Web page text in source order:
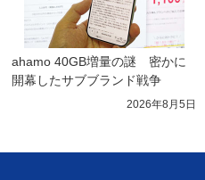
ahamo 40GB増量の謎　密かに
開幕したサブブランド戦争
2026年8月5日